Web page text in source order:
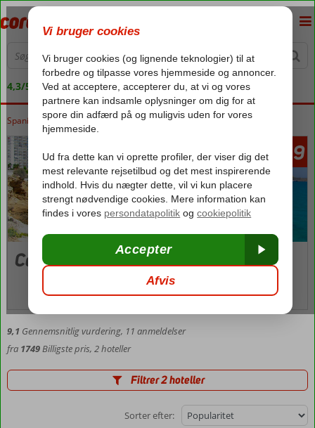
4,3/5 på Trustpilot
Forside
Spanien Costa Blanca Costa Blanca Calpe
fra 1749
Calpe
Billeder og video kort
9,1 Gennemsnitlig vurdering, 11 anmeldelser
fra 1749Billigste pris, 2 hoteller
Filtrer 2 hoteller
Sorter efter: